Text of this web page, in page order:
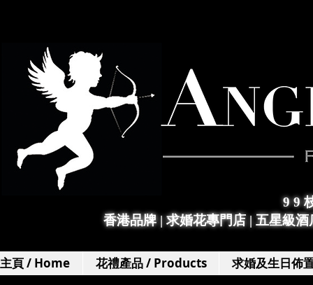
9 9
香港品牌 | 求婚花專門店| 五星級
主頁 / Home 花禮產品 / Products 求婚及生日佈